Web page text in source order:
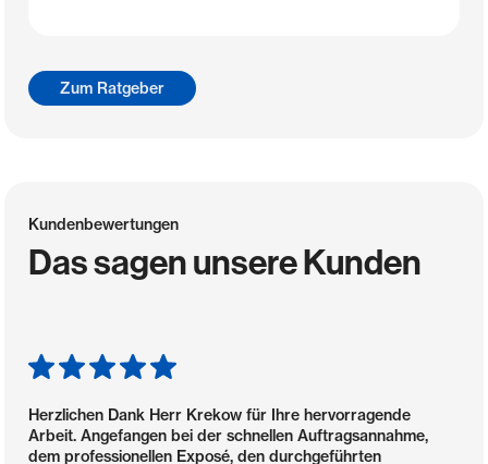
Zum Ratgeber
Kundenbewertungen
Das sagen unsere Kunden
Herzlichen Dank Herr Krekow für Ihre hervorragende
Arbeit. Angefangen bei der schnellen Auftragsannahme,
dem professionellen Exposé, den durchgeführten